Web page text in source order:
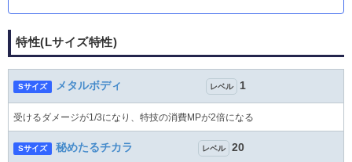
特性(Lサイズ特性)
Sサイズ メタルボディ レベル 1
受けるダメージが1/3になり、特技の消費MPが2倍になる
Sサイズ 秘めたるチカラ レベル 20